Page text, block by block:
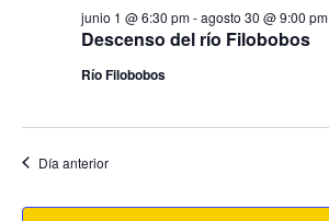
Descenso del río Filobobos
junio 1 @ 6:30 pm-agosto 30 @ 9:00 pm
Río Filobobos
Día anterior